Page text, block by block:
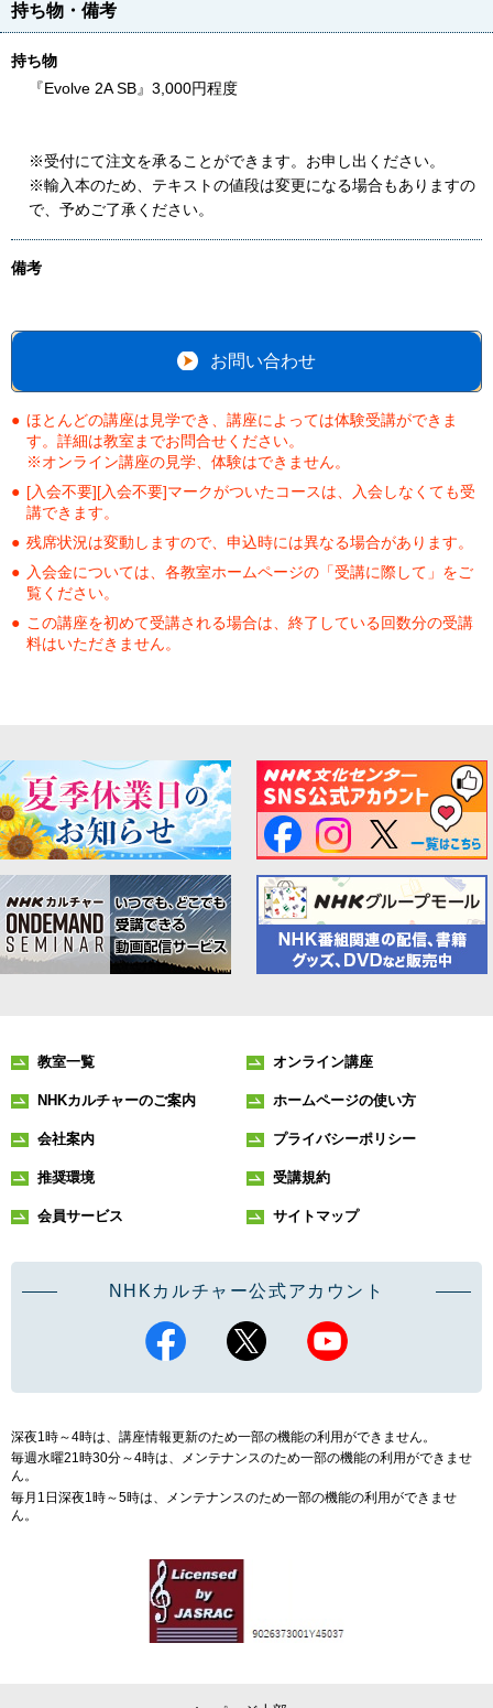
持ち物・備考
持ち物
『Evolve 2A SB』3,000円程度
※受付にて注文を承ることができます。お申し出ください。
※輸入本のため、テキストの値段は変更になる場合もありますの
で、予めご了承ください。
備考
お問い合わせ
ほとんどの講座は見学でき、講座によっては体験受講ができま
す。詳細は教室までお問合せください。
※オンライン講座の見学、体験はできません。
[入会不要][入会不要]マークがついたコースは、入会しなくても受
講できます。
残席状況は変動しますので、申込時には異なる場合があります。
入会金については、各教室ホームページの「受講に際して」をご
覧ください。
この講座を初めて受講される場合は、終了している回数分の受講
料はいただきません。
教室一覧 オンライン講座
NHKカルチャーのご案内 ホームページの使い方
会社案内 プライバシーポリシー
推奨環境 受講規約
会員サービス サイトマップ
NHKカルチャー公式アカウント
深夜1時～4時は、講座情報更新のため一部の機能の利用ができません。
毎週水曜21時30分～4時は、メンテナンスのため一部の機能の利用ができませ
ん。
毎月1日深夜1時～5時は、メンテナンスのため一部の機能の利用ができませ
ん。